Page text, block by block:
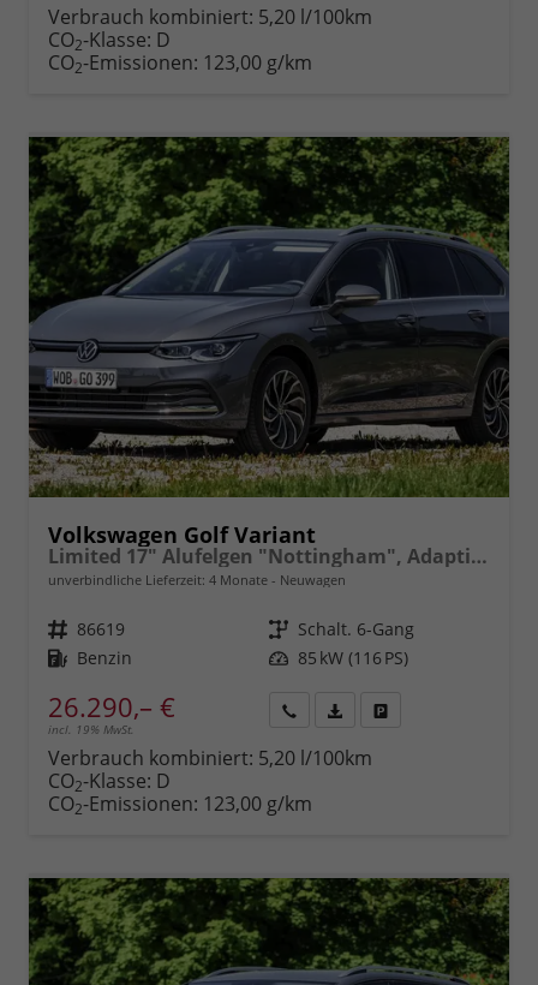
anfordern
Datei,
Verbrauch kombiniert: 5,20 l/100km
CO2-Klasse: D
CO2-Emissionen: 123,00 g/km
Volkswagen Golf Variant
Limited 17" Alufelgen "Nottingham", Adaptiver Tempomat ACC, Sicht-Paket, Digital Cockpit Pro, LED-Scheinwerfer, Radio Composition 10,3" + Wireless App-Connect, Parksensoren vorn und hinten, Climatronic, M-Lederlenkrad, Reserverad, Dachreling uvm.
unverbindliche Lieferzeit: 4 Monate Neuwagen
Fahrzeugnr. 86619 Getriebe Schalt. 6-Gang
Kraftstoff Benzin Leistung 85 kW (116 PS)
26.290,– €
incl. 19% MwSt.
anfordern
Datei,
Verbrauch kombiniert: 5,20 l/100km
CO2-Klasse: D
CO2-Emissionen: 123,00 g/km